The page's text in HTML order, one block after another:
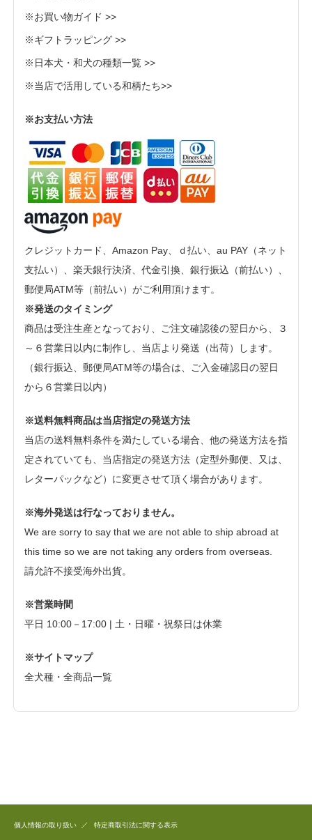
※お買い物ガイド >>
※ギフトラッピング >>
※日本犬・和犬の種類一覧 >>
※当店で活用している和柄たち>>
※お支払い方法
クレジットカード、Amazon Pay、ｄ払い、au PAY（ネット
支払い）、楽天銀行決済、代金引換、銀行振込（前払い）、
郵便局ATM等（前払い）がご利用頂けます。
※発送のタイミング
商品は受注生産となっており、ご注文確認後の翌日から、３
～６営業日以内に制作し、当店より発送（出荷）します。
（銀行振込、郵便局ATM等の場合は、ご入金確認日の翌日
から６営業日以内）
※送料無料商品は当店指定の発送方法
当店の送料無料条件を満たしている場合、他の発送方法を指
定されていても、当店指定の発送方法（定型外郵便、又は、
レターパックなど）に変更させて頂く場合があります。
※海外発送は行なっておりません。
We are sorry to say that we are not able to ship abroad at
this time so we are not taking any orders from overseas.
請允許不接受海外出貨。
※営業時間
平日 10:00－17:00 | 土・日曜・祝祭日は休業
※サイトマップ
全犬種・全商品一覧
個人情報の取り扱い 特定商取引法に関する表示